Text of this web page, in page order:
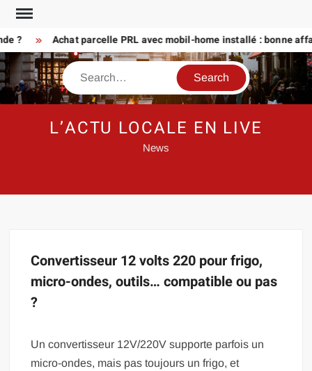
Skip
content
? Achat parcelle PRL avec mobil-home installé : bonne
Search
L’ACTU LOCALE EN LIVE
News
Convertisseur 12 volts 220 pour frigo,
micro-ondes, outils… compatible ou pas
?
Un convertisseur 12V/220V supporte parfois un
micro-ondes, mais pas toujours un frigo, et